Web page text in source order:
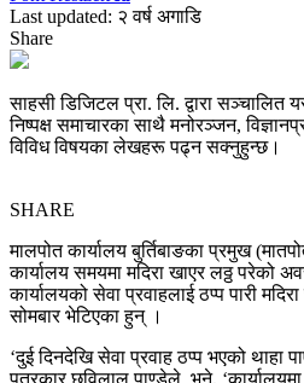
Last updated: २ वर्ष अगाडि
Share
साहसी डिजिटल प्रा. लि. द्वारा सञ्चालित
निष्पक्ष समाचारका साथै मनोरञ्जन,
विविध विषयका लेखहरू पढ्न सक्नुहुन्छ।
SHARE
मालपोत कार्यालय बुर्तिबाङका प्रमुख
कार्यालय समयमा मदिरा खाएर लठ्ठ परेको
कार्यालयको सेवा प्रवाहलाई ठप्प पारी
सोमबार भेटिएका हुन् ।
‘दुई दिनदेखि सेवा प्रवाह ठप्प भएको थाहा
पत्रकार छविलाल पाण्डेले भने,